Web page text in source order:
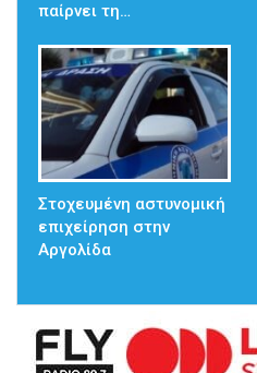
παίρνει τη…
Στοχευμένη αστυνομική
επιχείρηση στην
Αργολίδα